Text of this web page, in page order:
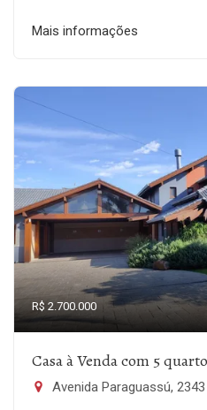
Mais informações
R$ 2.700.000
Casa à Venda com 5
Avenida Paraguassú,